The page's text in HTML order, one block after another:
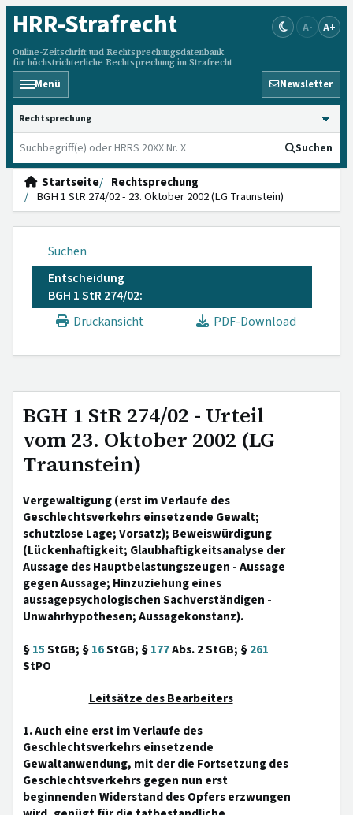
HRR-Strafrecht
Online-Zeitschrift und Rechtsprechungsdatenbank
für höchstrichterliche Rechtsprechung im Strafrecht
A- A+
Menü Newsletter
HRRS durchsuchen
Suchen
Startseite
Rechtsprechung
BGH 1 StR 274/02 - 23. Oktober 2002 (LG Traunstein)
Suchen
Entscheidung
BGH 1 StR 274/02:
Druckansicht
PDF-Download
BGH 1 StR 274/02 - Urteil
vom 23. Oktober 2002 (LG
Traunstein)
Vergewaltigung (erst im Verlaufe des
Geschlechtsverkehrs einsetzende Gewalt;
schutzlose Lage; Vorsatz); Beweiswürdigung
(Lückenhaftigkeit; Glaubhaftigkeitsanalyse der
Aussage des Hauptbelastungszeugen - Aussage
gegen Aussage; Hinzuziehung eines
aussagepsychologischen Sachverständigen -
Unwahrhypothesen; Aussagekonstanz).
§15StGB; §16StGB; §177Abs. 2 StGB; §261
StPO
Leitsätze des Bearbeiters
1. Auch eine erst im Verlaufe des
Geschlechtsverkehrs einsetzende
Gewaltanwendung, mit der die Fortsetzung des
Geschlechtsverkehrs gegen nun erst
beginnenden Widerstand des Opfers erzwungen